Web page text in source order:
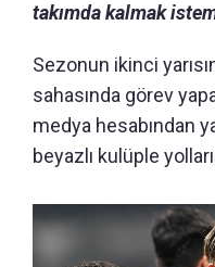
takımda kalmak
Sezonun ikinci
sahasında görev
medya hesabından
beyazlı kulüple